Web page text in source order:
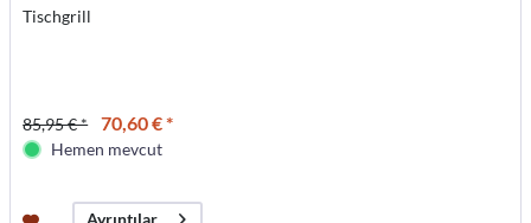
Tischgrill
85,95 € * 70,60 € *
Hemen mevcut